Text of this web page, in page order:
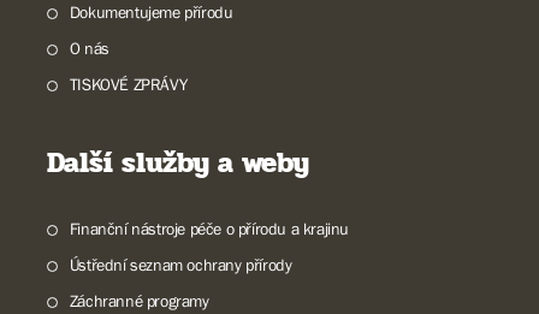
Dokumentujeme přírodu
O nás
TISKOVÉ ZPRÁVY
Další služby a weby
Finanční nástroje péče o přírodu a krajinu
Ústřední seznam ochrany přírody
Záchranné programy